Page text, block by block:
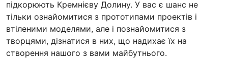
підкорюють Кремнієву Долину. У вас є шанс не
тільки ознайомитися з прототипами проектів і
втіленими моделями, але і познайомитися з
творцями, дізнатися в них, що надихає їх на
створення нашого з вами майбутнього.